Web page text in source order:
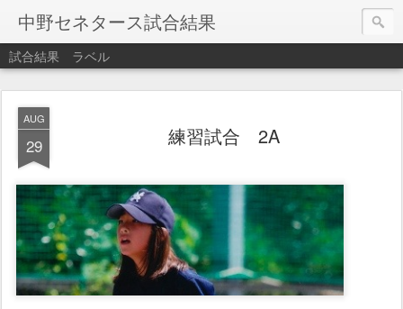
中野セネタース試合結果
試合結果 ラベル
AUG
29 練習試合 2A